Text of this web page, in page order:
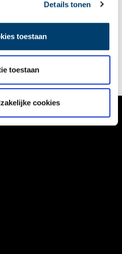
Details tonen
toestaan
toestaan
cookies